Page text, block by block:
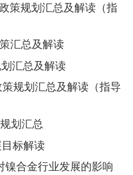
策规划汇总及解读（指
汇总及解读
汇总及解读
规划汇总及解读（指导
划汇总
标解读
合金行业发展的影响